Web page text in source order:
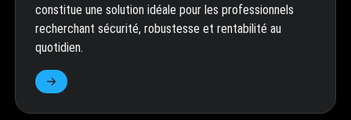
constitue une solution idéale pour les professionnels
recherchant sécurité, robustesse et rentabilité au
quotidien.